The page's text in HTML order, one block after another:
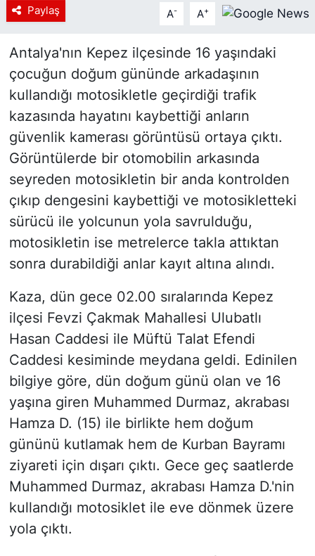
Paylaş A- A+
Antalya'nın Kepez ilçesinde 16 yaşındaki
çocuğun doğum gününde arkadaşının
kullandığı motosikletle geçirdiği trafik
kazasında hayatını kaybettiği anların
güvenlik kamerası görüntüsü ortaya çıktı.
Görüntülerde bir otomobilin arkasında
seyreden motosikletin bir anda kontrolden
çıkıp dengesini kaybettiği ve motosikletteki
sürücü ile yolcunun yola savrulduğu,
motosikletin ise metrelerce takla attıktan
sonra durabildiği anlar kayıt altına alındı.
Kaza, dün gece 02.00 sıralarında Kepez
ilçesi Fevzi Çakmak Mahallesi Ulubatlı
Hasan Caddesi ile Müftü Talat Efendi
Caddesi kesiminde meydana geldi. Edinilen
bilgiye göre, dün doğum günü olan ve 16
yaşına giren Muhammed Durmaz, akrabası
Hamza D. (15) ile birlikte hem doğum
gününü kutlamak hem de Kurban Bayramı
ziyareti için dışarı çıktı. Gece geç saatlerde
Muhammed Durmaz, akrabası Hamza D.'nin
kullandığı motosiklet ile eve dönmek üzere
yola çıktı.